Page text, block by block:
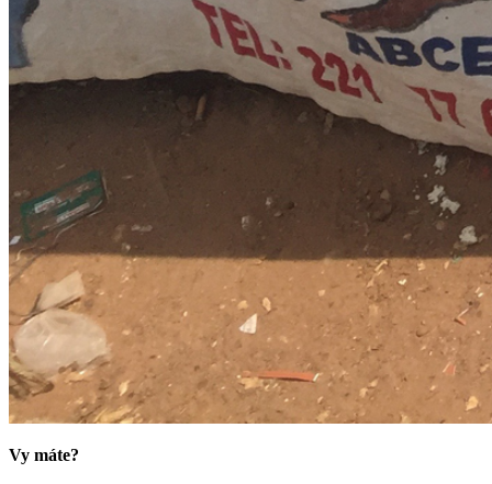
Vy máte?